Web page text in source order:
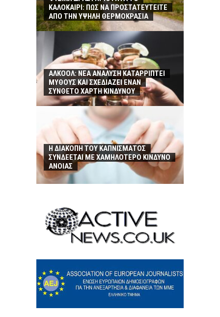
ΚΑΛΟΚΑΙΡΙ: ΠΩΣ ΝΑ ΠΡΟΣΤΑΤΕΥΤΕΙΤΕ
ΑΠΟ ΤΗΝ ΥΨΗΛΗ ΘΕΡΜΟΚΡΑΣΙΑ
ΑΛΚΟΟΛ: ΝΕΑ ΑΝΑΛΥΣΗ ΚΑΤΑΡΡΙΠΤΕΙ
ΜΥΘΟΥΣ ΚΑΙ ΣΧΕΔΙΑΖΕΙ ΕΝΑΝ
ΣΥΝΘΕΤΟ ΧΑΡΤΗ ΚΙΝΔΥΝΟΥ
Η ΔΙΑΚΟΠΗ ΤΟΥ ΚΑΠΝΙΣΜΑΤΟΣ
ΣΥΝΔΕΕΤΑΙ ΜΕ ΧΑΜΗΛΟΤΕΡΟ ΚΙΝΔΥΝΟ
ΑΝΟΙΑΣ